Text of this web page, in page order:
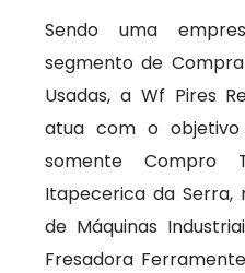
Sendo uma
segmento de
Usadas, a Wf Pires
atua com o
somente Compro
Itapecerica da
de Máquinas
Fresadora